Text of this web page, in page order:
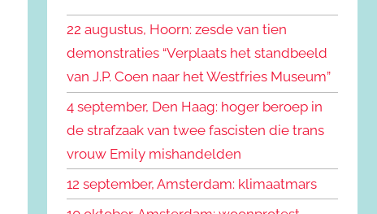
n
a
a
r
:
n
22 augustus, Hoorn: zesde van tien
demonstraties “Verplaats het standbeeld
van J.P. Coen naar het Westfries Museum”
4 september, Den Haag: hoger beroep in
de strafzaak van twee fascisten die trans
vrouw Emily mishandelden
12 september, Amsterdam: klimaatmars